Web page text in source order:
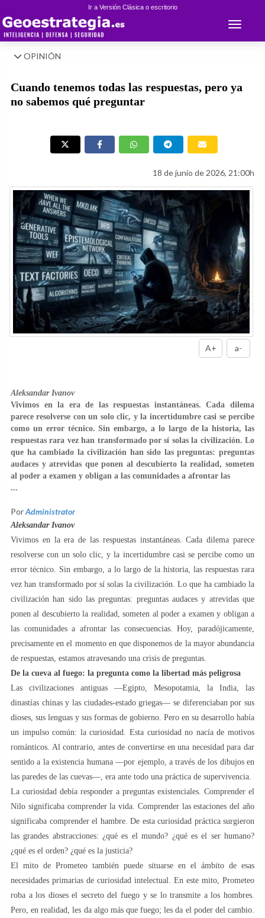
Ir a Versión Clásica o escritorio
Toggle
OPINIÓN
Cuando tenemos todas las respuestas, pero ya
no sabemos qué preguntar
18 de junio de 2026, 21:00h
A+ a-
Aleksandar Ivanov
Vivimos en la era de las respuestas instantáneas. Cada dilema
parece resolverse con un solo clic, y la incertidumbre casi se percibe
como un error técnico. Sin embargo, a lo largo de la historia, las
respuestas rara vez han transformado por sí solas la civilización. Lo
que ha cambiado la civilización han sido las preguntas: preguntas
audaces y atrevidas que ponen al descubierto la realidad, someten
al poder a examen y obligan a las comunidades a afrontar las
...
PorAdministrator
Aleksandar Ivanov
Vivimos en la era de las respuestas instantáneas. Cada dilema parece
resolverse con un solo clic, y la incertidumbre casi se percibe como un
error técnico. Sin embargo, a lo largo de la historia, las respuestas rara
vez han transformado por sí solas la civilización. Lo que ha cambiado la
civilización han sido las preguntas: preguntas audaces y atrevidas que
ponen al descubierto la realidad, someten al poder a examen y obligan a
las comunidades a afrontar las consecuencias. Hoy, paradójicamente,
precisamente en el momento en que disponemos de la mayor abundancia
de respuestas, estamos atravesando una crisis de preguntas.
De la cueva al fuego: la pregunta como la libertad más peligrosa
Las civilizaciones antiguas —Egipto, Mesopotamia, la India, las
dinastías chinas y las ciudades-estado griegas— se diferenciaban por sus
dioses, sus lenguas y sus formas de gobierno. Pero en su desarrollo había
un impulso común: la curiosidad. Esta curiosidad no nacía de motivos
románticos. Al contrario, antes de convertirse en una necesidad para dar
sentido a la existencia humana —por ejemplo, a través de los dibujos en
las paredes de las cuevas—, era ante todo una práctica de supervivencia.
La curiosidad debía responder a preguntas existenciales. Comprender el
Nilo significaba comprender la vida. Comprender las estaciones del año
significaba comprender el hambre. De esta curiosidad práctica surgieron
las grandes abstracciones: ¿qué es el mundo? ¿qué es el ser humano?
¿qué es el orden? ¿qué es la justicia?
El mito de Prometeo también puede situarse en el ámbito de esas
necesidades primarias de curiosidad intelectual. En este mito, Prometeo
roba a los dioses el secreto del fuego y se lo transmite a los hombres.
Pero, en realidad, les da algo más que fuego; les da el poder del cambio.